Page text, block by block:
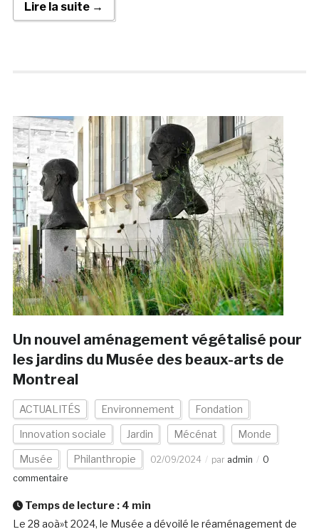
Lire la suite →
Un nouvel aménagement végétalisé pour
les jardins du Musée des beaux-arts de
Montreal
ACTUALITÉS Environnement Fondation
Innovation sociale Jardin Mécénat Monde
Musée Philanthropie 02/09/2024 par admin
0
commentaire
Temps de lecture : 4 min
Le 28 aoà»t 2024, le Musée a dévoilé le réaménagement de